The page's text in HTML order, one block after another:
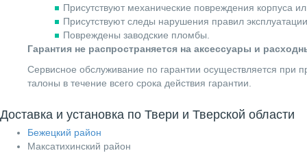
Присутствуют механические повреждения корпуса
Присутствуют следы нарушения правил
Повреждены заводские пломбы.
Гарантия не распространяется на аксессуары и
Сервисное обслуживание по гарантии осуществляется при
талоны в течение всего срока действия гарантии.
Доставка и установка по Твери и Тверской области
Бежецкий район
Максатихинский район